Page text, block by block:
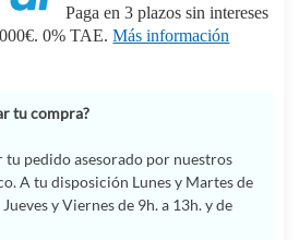
Paga en 3 plazos sin intereses
0% TAE.Más información
tu compra?
tu pedido asesorado por nuestros
A tu disposición Lunes y Martes de
y Viernes de 9h. a 13h. y de